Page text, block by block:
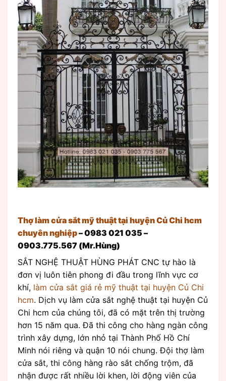
Thợ làm cửa sắt mỹ thuật tại huyện Củ Chi hcm
chuyên nghiệp– 0983 021 035 –
0903.775.567 (Mr.Hùng)
SẮT NGHỆ THUẬT HÙNG PHÁT CNC tự hào là
đơn vị luôn tiên phong đi đầu trong lĩnh vực cơ
khí, làm cửa sắt giá rẻ mỹ thuật tại huyện Củ Chi
hcm. Dịch vụ làm cửa sắt nghệ thuật tại huyện Củ
Chi hcm của chúng tôi, đã có mặt trên thị trường
hơn 15 năm qua. Đã thi công cho hàng ngàn công
trình xây dựng, lớn nhỏ tại Thành Phố Hồ Chí
Minh nói riêng và quận 10 nói chung. Đội thợ làm
cửa sắt, thi công hàng rào sắt chống trộm, đã
nhận được rất nhiều lời khen, lời động viên của